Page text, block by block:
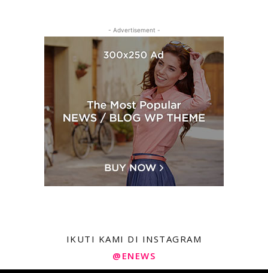
- Advertisement -
IKUTI KAMI DI INSTAGRAM
@ENEWS